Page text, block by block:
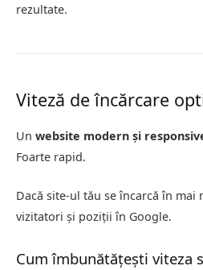
rezultate.
Viteză de încărcare
Un website modern și
Foarte rapid.
Dacă site-ul tău se încarcă în mai
vizitatori și poziții în Google.
Cum îmbunătățești viteza